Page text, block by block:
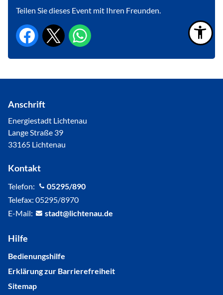
Teilen Sie dieses Event mit Ihren Freunden.
Anschrift
Energiestadt Lichtenau
Lange Straße 39
33165 Lichtenau
Kontakt
Telefon:
05295/890
Telefax: 05295/8970
E-Mail:
st dt l cht n d
Hilfe
Bedienungshilfe
Erklärung zur Barrierefreiheit
Sitemap